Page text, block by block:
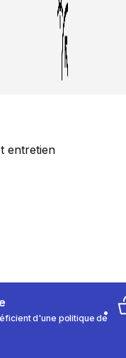
entretien
d'une politique de